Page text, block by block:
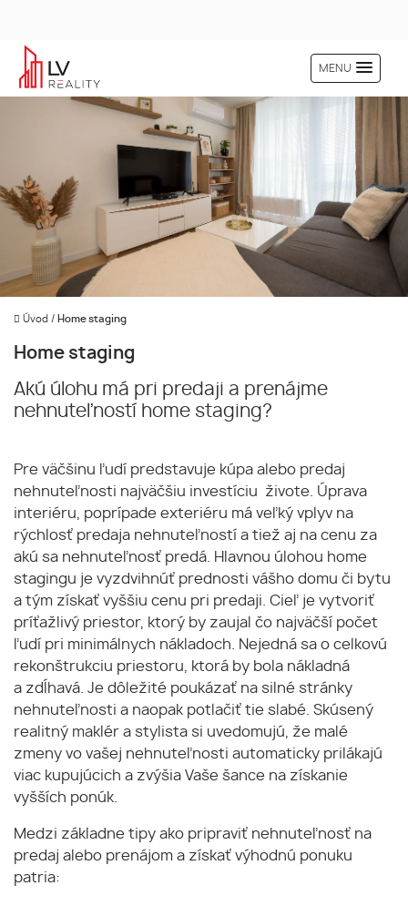
MENU
Úvod / Home staging
Home staging
Akú úlohu má pri predaji a prenájme
nehnuteľností home staging?
Pre väčšinu ľudí predstavuje kúpa alebo predaj
nehnuteľnosti najväčšiu investíciu živote. Úprava
interiéru, poprípade exteriéru má veľký vplyv na
rýchlosť predaja nehnuteľností a tiež aj na cenu za
akú sa nehnuteľnosť predá. Hlavnou úlohou home
stagingu je vyzdvihnúť prednosti vášho domu či bytu
a tým získať vyššiu cenu pri predaji. Cieľ je vytvoriť
príťažlivý priestor, ktorý by zaujal čo najväčší počet
ľudí pri minimálnych nákladoch. Nejedná sa o celkovú
rekonštrukciu priestoru, ktorá by bola nákladná
a zdĺhavá. Je dôležité poukázať na silné stránky
nehnuteľnosti a naopak potlačiť tie slabé. Skúsený
realitný maklér a stylista si uvedomujú, že malé
zmeny vo vašej nehnuteľnosti automaticky prilákajú
viac kupujúcich a zvýšia Vaše šance na získanie
vyšších ponúk.
Medzi základne tipy ako pripraviť nehnuteľnosť na
predaj alebo prenájom a získať výhodnú ponuku
patria: